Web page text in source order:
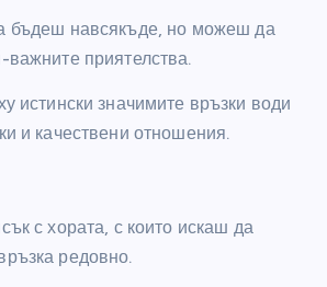
бъдеш навсякъде, но можеш да
приятелства.
истински значимите връзки води
и качествени отношения.
с хората, с които искаш да
редовно.